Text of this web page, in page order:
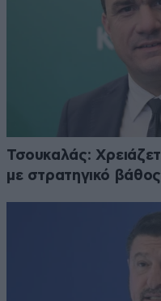
Τσουκαλάς:
με στρατηγικό βάθος